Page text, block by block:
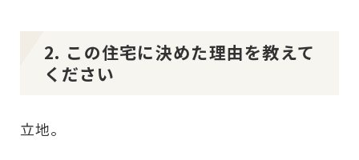
2. この住宅に決めた理由を教えて
ください
立地。